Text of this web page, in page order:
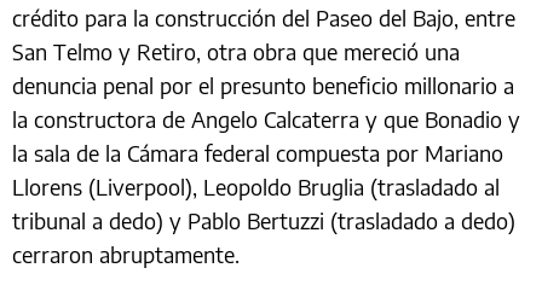
crédito para la construcción del Paseo del Bajo, entre
San Telmo y Retiro, otra obra que mereció una
denuncia penal por el presunto beneficio millonario a
la constructora de Angelo Calcaterra y que Bonadio y
la sala de la Cámara federal compuesta por Mariano
Llorens (Liverpool), Leopoldo Bruglia (trasladado al
tribunal a dedo) y Pablo Bertuzzi (trasladado a dedo)
cerraron abruptamente.